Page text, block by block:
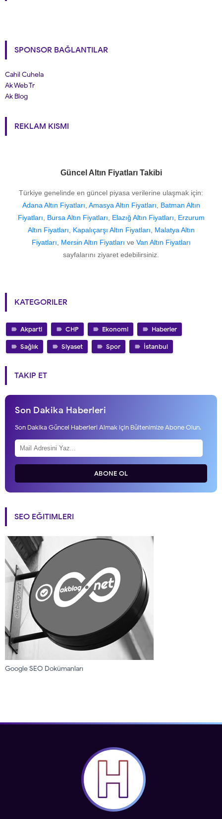
SPONSOR BAĞLANTILAR
Cahil Cuhela
Ak Web Tr
Ak Blog
REKLAM KISMI
Güncel Altın Fiyatları Takibi
Türkiye genelinde en güncel piyasa verilerine ulaşmak için:
Adana Altın Fiyatları Amasya Altın Fiyatları
Batman Altın
Fiyatları
Bursa Altın Fiyatları Elazığ Altın Fiyatları
Erzurum
Altın Fiyatları
Kapalıçarşı Altın Fiyatları
Malatya Altın
Fiyatları
Mersin Altın Fiyatları ve Van Altın Fiyatları
sayfalarını ziyaret edebilirsiniz.
KATEGORILER
Akparti CHP Ekonomi Haberler
Sağlık Siyaset Spor İstanbul
TAKIP ET
Son Dakika Haberleri
Son Dakika Güncel Haberleri Almak için Bültenimize Abone Olun.
ABONE OL
SEO EĞITIMLERI
Google SEO Dokümanları